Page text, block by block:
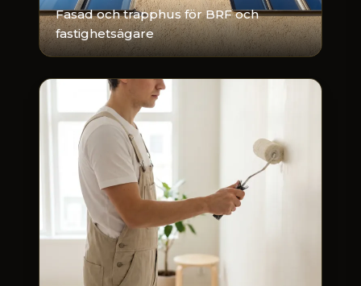
Fasad och trapphus för BRF och
fastighetsägare